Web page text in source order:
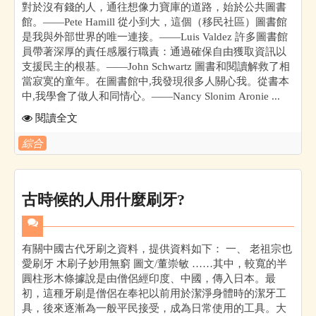
對於沒有錢的人，通往想像力寶庫的道路，始於公共圖書
館。——Pete Hamill 從小到大，這個（移民社區）圖書館
是我與外部世界的唯一連接。——Luis Valdez 許多圖書館
員帶著深厚的責任感履行職責：通過確保自由獲取資訊以
支援民主的根基。——John Schwartz 圖書和閱讀解救了相
當寂寞的童年。在圖書館中,我發現很多人關心我。從書本
中,我學會了做人和同情心。——Nancy Slonim Aronie ...
閱讀全文
綜合
古時候的人用什麼刷牙?
有關中國古代牙刷之資料，提供資料如下： 一、 老祖宗也
愛刷牙 木刷子妙用無窮 圖文/董崇敏 ……其中，較寬的半
圓柱形木條據說是由僧侶經印度、中國，傳入日本。最
初，這種牙刷是僧侶在奉祀以前用於潔淨身體時的潔牙工
具，後來逐漸為一般平民接受，成為日常使用的工具。大